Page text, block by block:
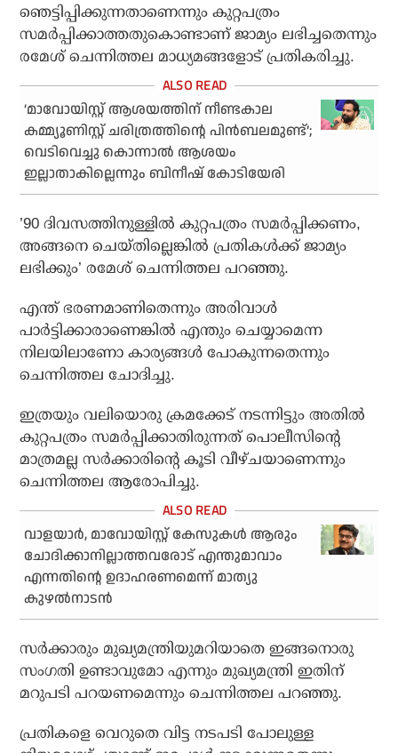
ഞെട്ടിപ്പിക്കുന്നതാണെന്നും കുറ്റപത്രം
സമര്‍പ്പിക്കാത്തതുകൊണ്ടാണ് ജാമ്യം ലഭിച്ചതെന്നും
രമേശ് ചെന്നിത്തല മാധ്യമങ്ങളോട് പ്രതികരിച്ചു.
‘മാവോയിസ്റ്റ് ആശയത്തിന് നീണ്ടകാല
കമ്മ്യൂണിസ്റ്റ് ചരിത്രത്തിന്റെ പിന്‍ബലമുണ്ട്’;
വെടിവെച്ചു കൊന്നാല്‍ ആശയം
ഇല്ലാതാകില്ലെന്നും ബിനീഷ് കോടിയേരി
’90 ദിവസത്തിനുള്ളില്‍ കുറ്റപത്രം സമര്‍പ്പിക്കണം,
അങ്ങനെ ചെയ്തില്ലെങ്കില്‍ പ്രതികള്‍ക്ക് ജാമ്യം
ലഭിക്കും’ രമേശ് ചെന്നിത്തല പറഞ്ഞു.
എന്ത് ഭരണമാണിതെന്നും അരിവാള്‍
പാര്‍ട്ടിക്കാരാണെങ്കില്‍ എന്തും ചെയ്യാമെന്ന
നിലയിലാണോ കാര്യങ്ങള്‍ പോകുന്നതെന്നും
ചെന്നിത്തല ചോദിച്ചു.
ഇത്രയും വലിയൊരു ക്രമക്കേട് നടന്നിട്ടും അതില്‍
കുറ്റപത്രം സമര്‍പ്പിക്കാതിരുന്നത് പൊലീസിന്റെ
മാത്രമല്ല സര്‍ക്കാരിന്റെ കൂടി വീഴ്ചയാണെന്നും
ചെന്നിത്തല ആരോപിച്ചു.
വാളയാര്‍, മാവോയിസ്റ്റ് കേസുകള്‍ ആരും
ചോദിക്കാനില്ലാത്തവരോട് എന്തുമാവാം
എന്നതിന്റെ ഉദാഹരണമെന്ന് മാത്യു
കുഴല്‍നാടന്‍
സര്‍ക്കാരും മുഖ്യമന്ത്രിയുമറിയാതെ ഇങ്ങനൊരു
സംഗതി ഉണ്ടാവുമോ എന്നും മുഖ്യമന്ത്രി ഇതിന്
മറുപടി പറയണമെന്നും ചെന്നിത്തല പറഞ്ഞു.
പ്രതികളെ വെറുതെ വിട്ട നടപടി പോലുള്ള